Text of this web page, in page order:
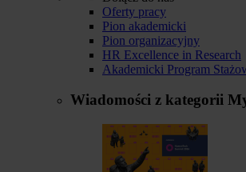
Oferty pracy
Pion akademicki
Pion organizacyjny
HR Excellence in Research
Akademicki Program
Wiadomości z kategorii